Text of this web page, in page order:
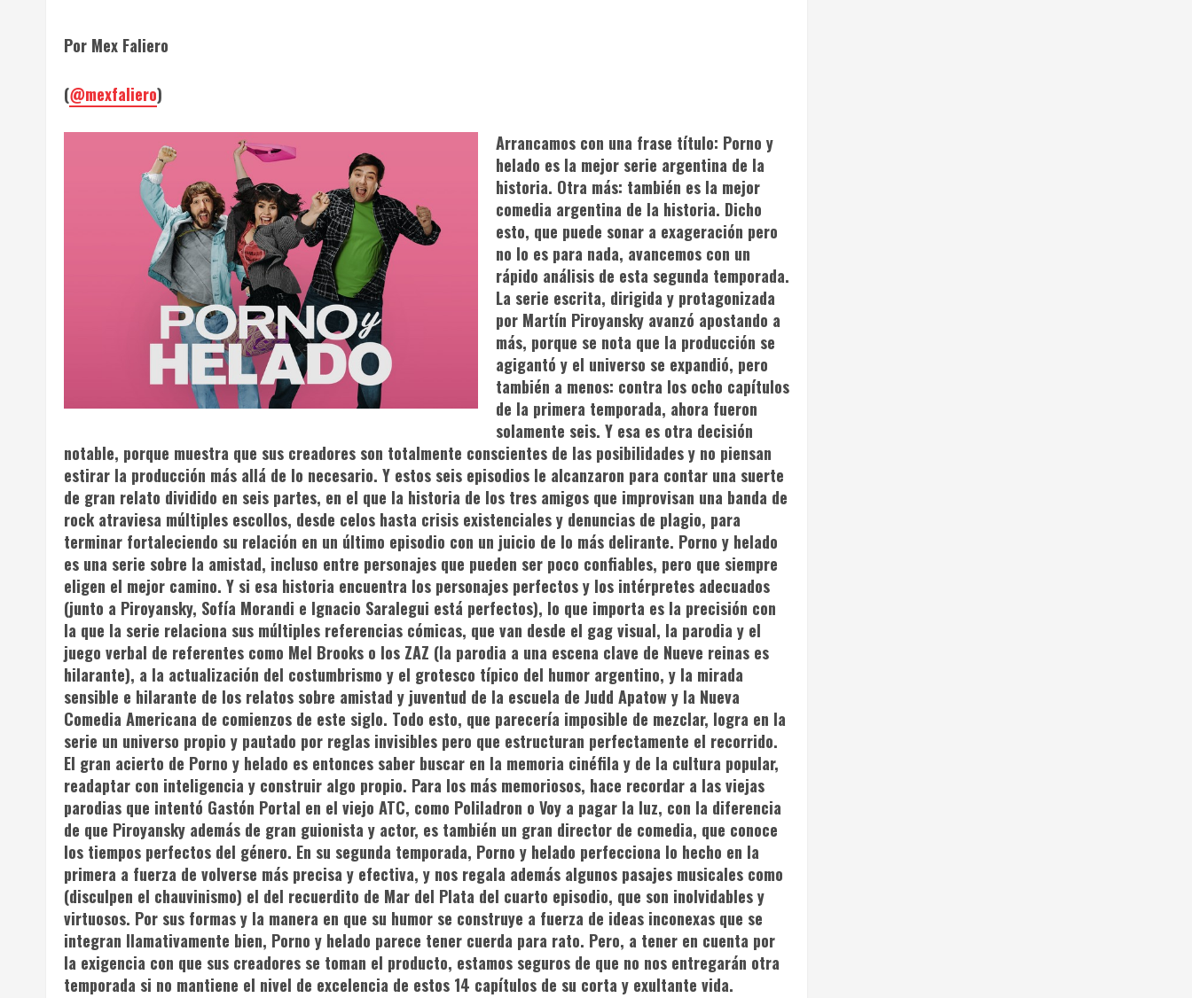
Por Mex Faliero
(@mexfaliero)
Arrancamos con una frase título: Porno y
helado es la mejor serie argentina de la
historia. Otra más: también es la mejor
comedia argentina de la historia. Dicho
esto, que puede sonar a exageración pero
no lo es para nada, avancemos con un
rápido análisis de esta segunda temporada.
La serie escrita, dirigida y protagonizada
por Martín Piroyansky avanzó apostando a
más, porque se nota que la producción se
agigantó y el universo se expandió, pero
también a menos: contra los ocho capítulos
de la primera temporada, ahora fueron
solamente seis. Y esa es otra decisión
notable, porque muestra que sus creadores son totalmente conscientes de las posibilidades y no piensan
estirar la producción más allá de lo necesario. Y estos seis episodios le alcanzaron para contar una suerte
de gran relato dividido en seis partes, en el que la historia de los tres amigos que improvisan una banda de
rock atraviesa múltiples escollos, desde celos hasta crisis existenciales y denuncias de plagio, para
terminar fortaleciendo su relación en un último episodio con un juicio de lo más delirante. Porno y helado
es una serie sobre la amistad, incluso entre personajes que pueden ser poco confiables, pero que siempre
eligen el mejor camino. Y si esa historia encuentra los personajes perfectos y los intérpretes adecuados
(junto a Piroyansky, Sofía Morandi e Ignacio Saralegui está perfectos), lo que importa es la precisión con
la que la serie relaciona sus múltiples referencias cómicas, que van desde el gag visual, la parodia y el
juego verbal de referentes como Mel Brooks o los ZAZ (la parodia a una escena clave de Nueve reinas es
hilarante), a la actualización del costumbrismo y el grotesco típico del humor argentino, y la mirada
sensible e hilarante de los relatos sobre amistad y juventud de la escuela de Judd Apatow y la Nueva
Comedia Americana de comienzos de este siglo. Todo esto, que parecería imposible de mezclar, logra en la
serie un universo propio y pautado por reglas invisibles pero que estructuran perfectamente el recorrido.
El gran acierto de Porno y helado es entonces saber buscar en la memoria cinéfila y de la cultura popular,
readaptar con inteligencia y construir algo propio. Para los más memoriosos, hace recordar a las viejas
parodias que intentó Gastón Portal en el viejo ATC, como Poliladron o Voy a pagar la luz, con la diferencia
de que Piroyansky además de gran guionista y actor, es también un gran director de comedia, que conoce
los tiempos perfectos del género. En su segunda temporada, Porno y helado perfecciona lo hecho en la
primera a fuerza de volverse más precisa y efectiva, y nos regala además algunos pasajes musicales como
(disculpen el chauvinismo) el del recuerdito de Mar del Plata del cuarto episodio, que son inolvidables y
virtuosos. Por sus formas y la manera en que su humor se construye a fuerza de ideas inconexas que se
integran llamativamente bien, Porno y helado parece tener cuerda para rato. Pero, a tener en cuenta por
la exigencia con que sus creadores se toman el producto, estamos seguros de que no nos entregarán otra
temporada si no mantiene el nivel de excelencia de estos 14 capítulos de su corta y exultante vida.